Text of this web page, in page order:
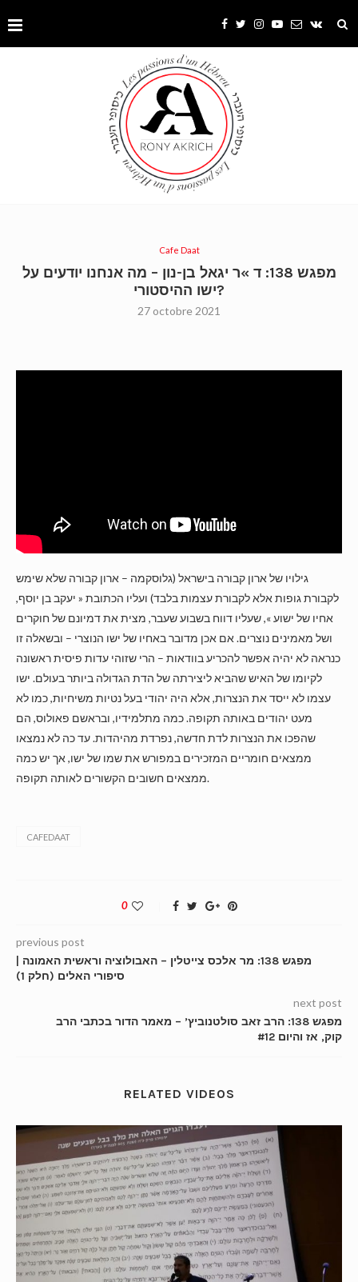
Cafe Daat
מפגש 138: ד »ר יגאל בן-נון – מה אנחנו יודעים על
ישו ההיסטורי?
27 octobre 2021
גילויו של ארון קבורה בישראל (גלוסקמה – ארון קבורה שלא שימש
לקבורת גופות אלא לקבורת עצמות בלבד) ועליו הכתובת « יעקב בן יוסף,
אחיו של ישוע », שעליו דווח בשבוע שעבר, מצית את דמיונם של חוקרים
ושל מאמינים נוצרים. אם אכן מדובר באחיו של ישו הנוצרי – ובשאלה זו
כנראה לא יהיה אפשר להכריע בוודאות – הרי שזוהי עדות פיסית ראשונה
לקיומו של האיש שהביא ליצירתה של הדת הגדולה ביותר בעולם. ישו
עצמו לא ייסד את הנצרות, אלא היה יהודי בעל נטיות משיחיות, כמו לא
מעט יהודים באותה תקופה. כמה מתלמידיו, ובראשם פאולוס, הם
שהפכו את הנצרות לדת חדשה, נפרדת מהיהדות. עד כה לא נמצאו
ממצאים חומריים המזכירים במפורש את שמו של ישו, אך יש כמה
ממצאים חשובים הקשורים לאותה תקופה.
CAFEDAAT
0
previous post
מפגש 138: מר אלכס צייטלין – האבולוציה וראשית האמונה |
סיפורי האלים (חלק 1)
next post
מפגש 138: הרב זאב סולטנוביץ’ – מאמר הדור בכתבי הרב
קוק, אז והיום #12
RELATED VIDEOS